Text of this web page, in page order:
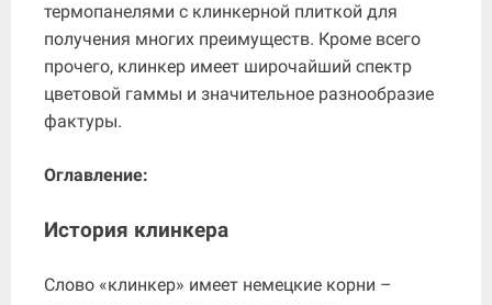
термопанелями с клинкерной плиткой для
получения многих преимуществ. Кроме всего
прочего, клинкер имеет широчайший спектр
цветовой гаммы и значительное разнообразие
фактуры.
Оглавление:
История клинкера
Слово «клинкер» имеет немецкие корни –